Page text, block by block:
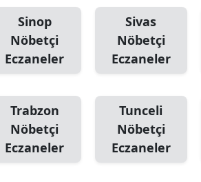
Sinop
Nöbetçi
Eczaneler
Sivas
Nöbetçi
Eczaneler
Trabzon
Nöbetçi
Eczaneler
Tunceli
Nöbetçi
Eczaneler